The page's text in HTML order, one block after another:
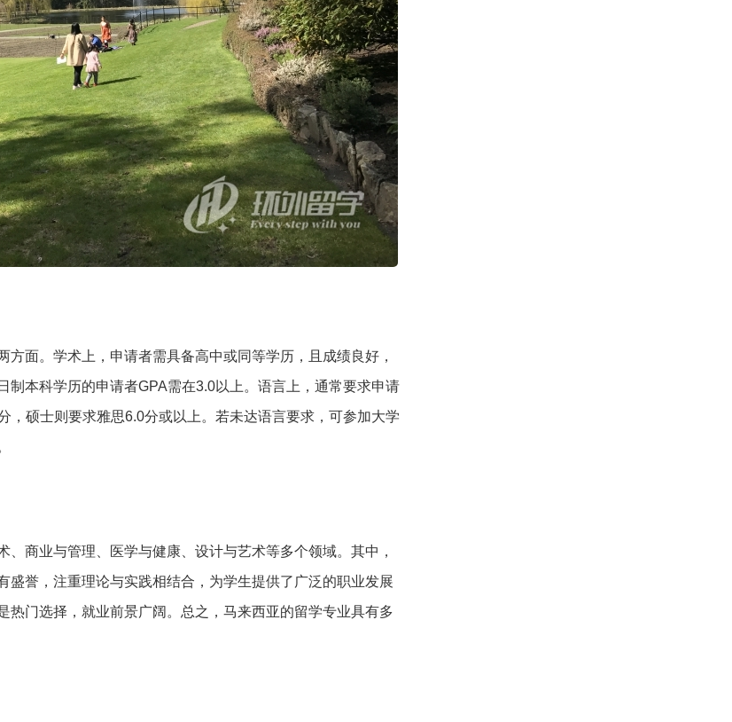
面。学术上，申请者需具备高中或同等学历，且成绩良好，
本科学历的申请者GPA需在3.0以上。语言上，通常要求申请
，硕士则要求雅思6.0分或以上。若未达语言要求，可参加大学
商业与管理、医学与健康、设计与艺术等多个领域。其中，
盛誉，注重理论与实践相结合，为学生提供了广泛的职业发展
门选择，就业前景广阔。总之，马来西亚的留学专业具有多